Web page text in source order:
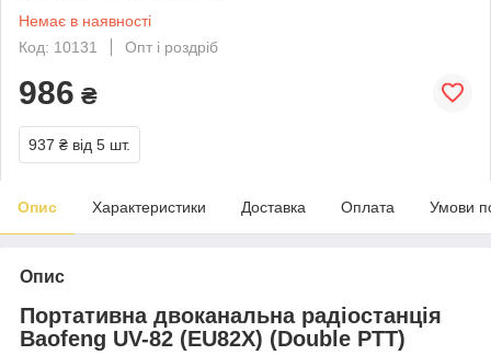
Немає в наявності
Код: 10131
Опт і роздріб
986 ₴
937 ₴ від 5 шт.
Опис Характеристики Доставка Оплата Умови
Опис
Портативна двоканальна радіостанція
Baofeng UV-82 (EU82X) (Double PTT)